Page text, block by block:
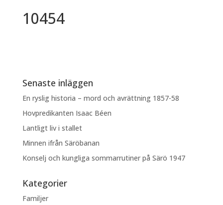
10454
Senaste inläggen
En ryslig historia – mord och avrättning 1857-58
Hovpredikanten Isaac Béen
Lantligt liv i stallet
Minnen ifrån Säröbanan
Konselj och kungliga sommarrutiner på Särö 1947
Kategorier
Familjer